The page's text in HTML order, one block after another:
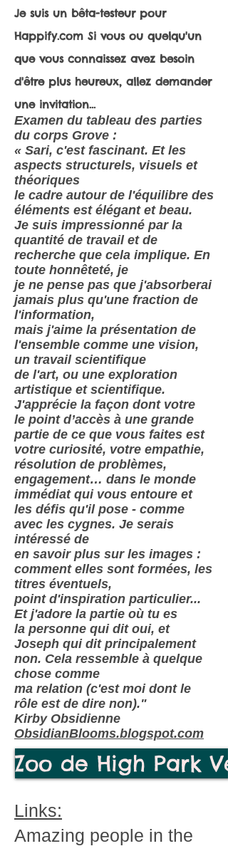
Je suis un bêta-testeur pour
Happify.com Si vous ou quelqu'un
que vous connaissez avez besoin
d'être plus heureux, allez demander
une invitation...
Examen du tableau des parties
du corps Grove :
« Sari, c'est fascinant. Et les
aspects structurels, visuels et
théoriques
le cadre autour de l'équilibre des
éléments est élégant et beau.
Je suis impressionné par la
quantité de travail et de
recherche que cela implique. En
toute honnêteté, je
je ne pense pas que j'absorberai
jamais plus qu'une fraction de
l'information,
mais j'aime la présentation de
l'ensemble comme une vision,
un travail scientifique
de l'art, ou une exploration
artistique et scientifique.
J'apprécie la façon dont votre
le point d’accès à une grande
partie de ce que vous faites est
votre curiosité, votre empathie,
résolution de problèmes,
engagement… dans le monde
immédiat qui vous entoure et
les défis qu'il pose - comme
avec les cygnes. Je serais
intéressé de
en savoir plus sur les images :
comment elles sont formées, les
titres éventuels,
point d'inspiration particulier...
Et j'adore la partie où tu es
la personne qui dit oui, et
Joseph qui dit principalement
non. Cela ressemble à quelque
chose comme
ma relation (c'est moi dont le
rôle est de dire non)."
Kirby Obsidienne
ObsidianBlooms.blogspot.com
Zoo de High Park
Links:
Amazing people in the